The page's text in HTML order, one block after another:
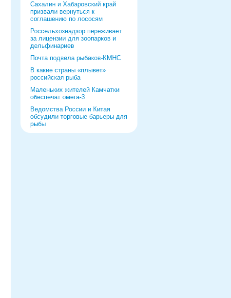
Сахалин и Хабаровский край
призвали вернуться к
соглашению по лососям
Россельхознадзор переживает
за лицензии для зоопарков и
дельфинариев
Почта подвела рыбаков-КМНС
В какие страны «плывет»
российская рыба
Маленьких жителей Камчатки
обеспечат омега-3
Ведомства России и Китая
обсудили торговые барьеры для
рыбы